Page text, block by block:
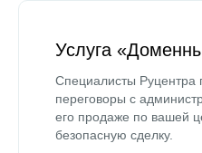
Услуга
Специалисты Руцентра
переговоры с
его продаже по вашей
безопасную сделку.